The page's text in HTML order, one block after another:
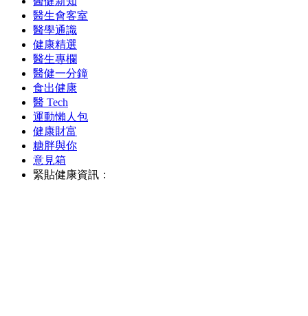
醫生會客室
醫學通識
健康精選
醫生專欄
醫健一分鐘
食出健康
醫 Tech
運動懶人包
健康財富
糖胖與你
意見箱
緊貼健康資訊：